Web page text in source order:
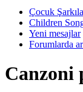
Çocuk
Children
Yeni mesajlar
Forumlarda
Canzoni